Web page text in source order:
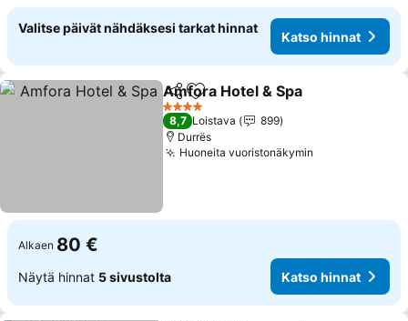
Valitse päivät nähdäksesi tarkat hinnat
Katso hinnat
Jaa Lisää suosikkeihin
Amfora Hotel & Spa
4 Tähtiluokitus
8,7 Loistava
899
Durrës
Huoneita vuoristonäkymin
Alkaen 80 €
Näytä hinnat 5 sivustolta Katso hinnat